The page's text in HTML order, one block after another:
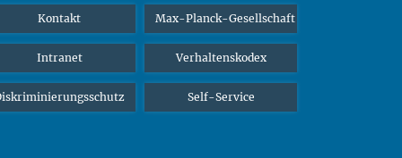
Kontakt Max-Planck-Gesellschaft
Intranet Verhaltenskodex
Self-Service